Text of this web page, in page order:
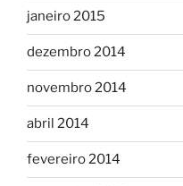
janeiro 2015
dezembro 2014
novembro 2014
abril 2014
fevereiro 2014